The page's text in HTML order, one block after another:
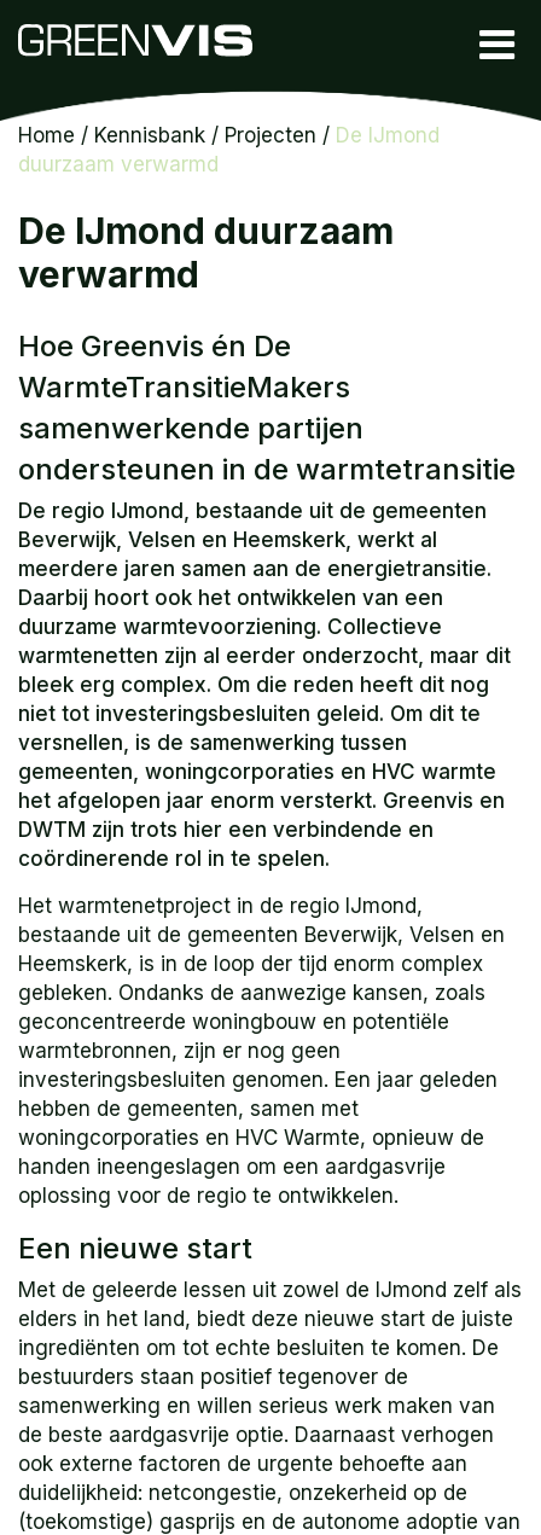
Home / Kennisbank / Projecten / De IJmond
duurzaam verwarmd
De IJmond duurzaam
verwarmd
Hoe Greenvis én De
WarmteTransitieMakers
samenwerkende partijen
ondersteunen in de warmtetransitie
De regio IJmond, bestaande uit de gemeenten
Beverwijk, Velsen en Heemskerk, werkt al
meerdere jaren samen aan de energietransitie.
Daarbij hoort ook het ontwikkelen van een
duurzame warmtevoorziening. Collectieve
warmtenetten zijn al eerder onderzocht, maar dit
bleek erg complex. Om die reden heeft dit nog
niet tot investeringsbesluiten geleid. Om dit te
versnellen, is de samenwerking tussen
gemeenten, woningcorporaties en HVC warmte
het afgelopen jaar enorm versterkt. Greenvis en
DWTM zijn trots hier een verbindende en
coördinerende rol in te spelen.
Het warmtenetproject in de regio IJmond,
bestaande uit de gemeenten Beverwijk, Velsen en
Heemskerk, is in de loop der tijd enorm complex
gebleken. Ondanks de aanwezige kansen, zoals
geconcentreerde woningbouw en potentiële
warmtebronnen, zijn er nog geen
investeringsbesluiten genomen. Een jaar geleden
hebben de gemeenten, samen met
woningcorporaties en HVC Warmte, opnieuw de
handen ineengeslagen om een aardgasvrije
oplossing voor de regio te ontwikkelen.
Een nieuwe start
Met de geleerde lessen uit zowel de IJmond zelf als
elders in het land, biedt deze nieuwe start de juiste
ingrediënten om tot echte besluiten te komen. De
bestuurders staan positief tegenover de
samenwerking en willen serieus werk maken van
de beste aardgasvrije optie. Daarnaast verhogen
ook externe factoren de urgente behoefte aan
duidelijkheid: netcongestie, onzekerheid op de
(toekomstige) gasprijs en de autonome adoptie van